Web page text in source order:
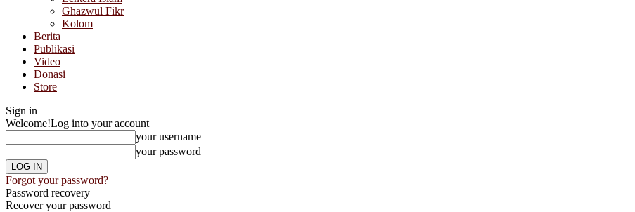
Ghazwul Fikr
Kolom
Berita
Publikasi
Video
Donasi
Store
Sign in
Welcome!Log into your account
your username
your password
Forgot your password?
Password recovery
Recover your password